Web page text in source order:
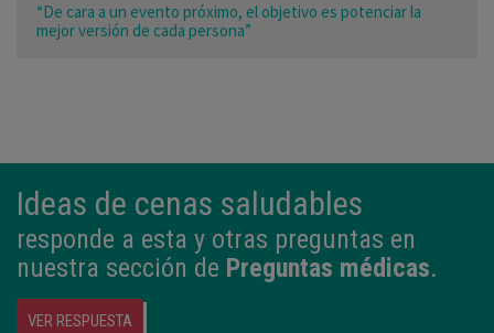
“De cara a un evento próximo, el objetivo es potenciar la
mejor versión de cada persona”
Ideas de cenas saludables
responde a esta y otras preguntas en
nuestra sección de Preguntas médicas.
VER RESPUESTA